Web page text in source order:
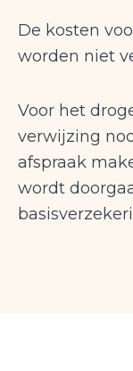
De kosten
worden niet
Voor het
verwijzing
afspraak
wordt